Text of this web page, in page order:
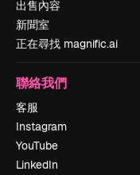
出售內容
新聞室
正在尋找 magnific.ai
聯絡我們
客服
Instagram
YouTube
LinkedIn